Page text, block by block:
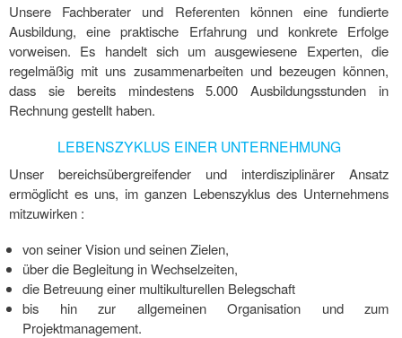
Unsere Fachberater und Referenten können eine fundierte
Ausbildung, eine praktische Erfahrung und konkrete Erfolge
vorweisen. Es handelt sich um ausgewiesene Experten, die
regelmäßig mit uns zusammenarbeiten und bezeugen können,
dass sie bereits mindestens 5.000 Ausbildungsstunden in
Rechnung gestellt haben.
LEBENSZYKLUS EINER UNTERNEHMUNG
Unser bereichsübergreifender und interdisziplinärer Ansatz
ermöglicht es uns, im ganzen Lebenszyklus des Unternehmens
mitzuwirken :
von seiner Vision und seinen Zielen,
über die Begleitung in Wechselzeiten,
die Betreuung einer multikulturellen Belegschaft
bis hin zur allgemeinen Organisation und zum
Projektmanagement.